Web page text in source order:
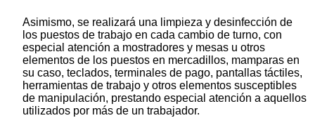
Asimismo, se realizará una limpieza y desinfección de
los puestos de trabajo en cada cambio de turno, con
especial atención a mostradores y mesas u otros
elementos de los puestos en mercadillos, mamparas en
su caso, teclados, terminales de pago, pantallas táctiles,
herramientas de trabajo y otros elementos susceptibles
de manipulación, prestando especial atención a aquellos
utilizados por más de un trabajador.